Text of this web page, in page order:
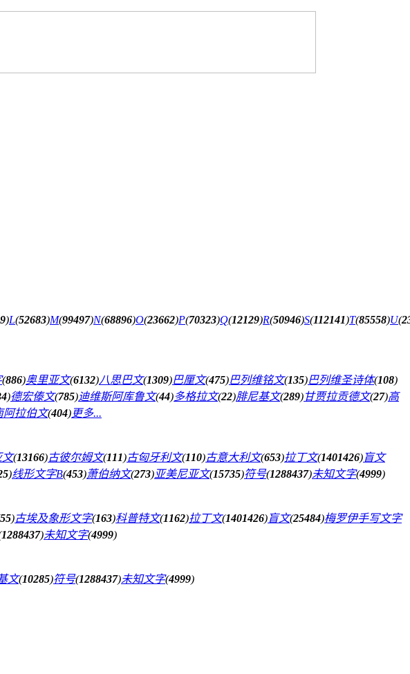
)L(52683)M(99497)N(68896)O(23662)P(70323)Q(12129)R(50946)S(112141)T(85558)U(
(886)奥里亚文(6132)八思巴文(1309)巴厘文(475)巴列维铭文(135)巴列维圣诗体(108)
)德宏傣文(785)迪维斯阿库鲁文(44)多格拉文(22)腓尼基文(289)甘贾拉贡德文(27)高
阿拉伯文(404)更多...
文(13166)古彼尔姆文(111)古匈牙利文(110)古意大利文(653)拉丁文(1401426)盲文
)线形文字B(453)萧伯纳文(273)亚美尼亚文(15735)符号(1288437)未知文字(4999)
55)古埃及象形文字(163)科普特文(1162)拉丁文(1401426)盲文(25484)梅罗伊手写文字
1288437)未知文字(4999)
文(10285)符号(1288437)未知文字(4999)